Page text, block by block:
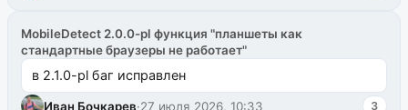
MobileDetect 2.0.0-pl функция "планшеты как
стандартные браузеры не работает"
в 2.1.0-pl баг исправлен
Иван Бочкарев·27 июля 2026, 10:33 3